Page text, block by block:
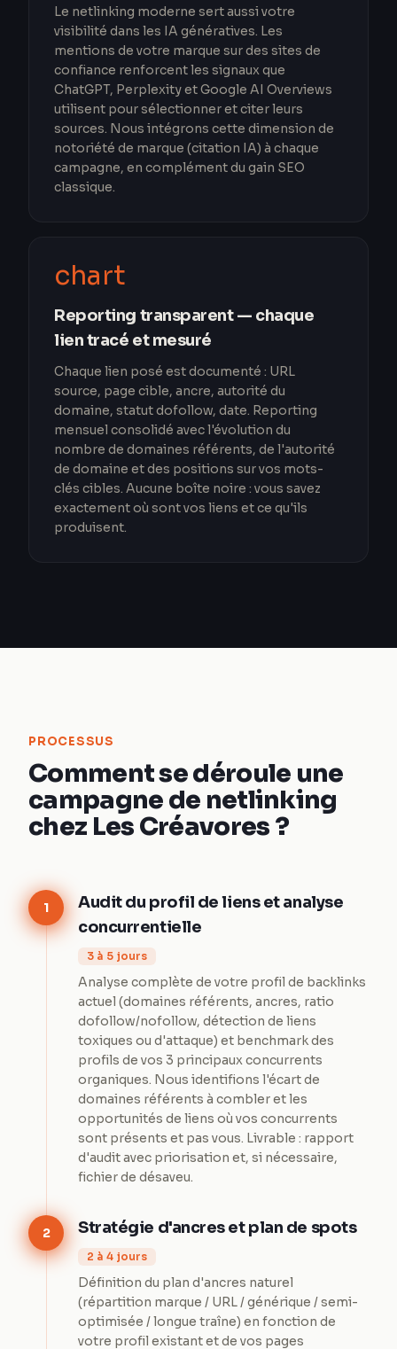
Le netlinking moderne sert aussi votre
visibilité dans les IA génératives. Les
mentions de votre marque sur des sites de
confiance renforcent les signaux que
ChatGPT, Perplexity et Google AI Overviews
utilisent pour sélectionner et citer leurs
sources. Nous intégrons cette dimension de
notoriété de marque (citation IA) à chaque
campagne, en complément du gain SEO
classique.
chart
Reporting transparent — chaque
lien tracé et mesuré
Chaque lien posé est documenté : URL
source, page cible, ancre, autorité du
domaine, statut dofollow, date. Reporting
mensuel consolidé avec l'évolution du
nombre de domaines référents, de l'autorité
de domaine et des positions sur vos mots-
clés cibles. Aucune boîte noire : vous savez
exactement où sont vos liens et ce qu'ils
produisent.
PROCESSUS
Comment se déroule une
campagne de netlinking
chez Les Créavores ?
1
Audit du profil de liens et analyse
concurrentielle
3 à 5 jours
Analyse complète de votre profil de backlinks
actuel (domaines référents, ancres, ratio
dofollow/nofollow, détection de liens
toxiques ou d'attaque) et benchmark des
profils de vos 3 principaux concurrents
organiques. Nous identifions l'écart de
domaines référents à combler et les
opportunités de liens où vos concurrents
sont présents et pas vous. Livrable : rapport
d'audit avec priorisation et, si nécessaire,
fichier de désaveu.
2 Stratégie d'ancres et plan de spots
2 à 4 jours
Définition du plan d'ancres naturel
(répartition marque / URL / générique / semi-
optimisée / longue traîne) en fonction de
votre profil existant et de vos pages